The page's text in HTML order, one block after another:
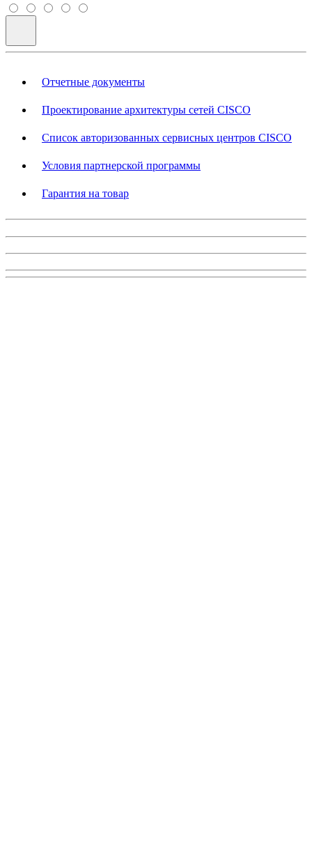
Отчетные документы
Проектирование архитектуры сетей CISCO
Список авторизованных сервисных центров CISCO
Условия партнерской программы
Гарантия на товар